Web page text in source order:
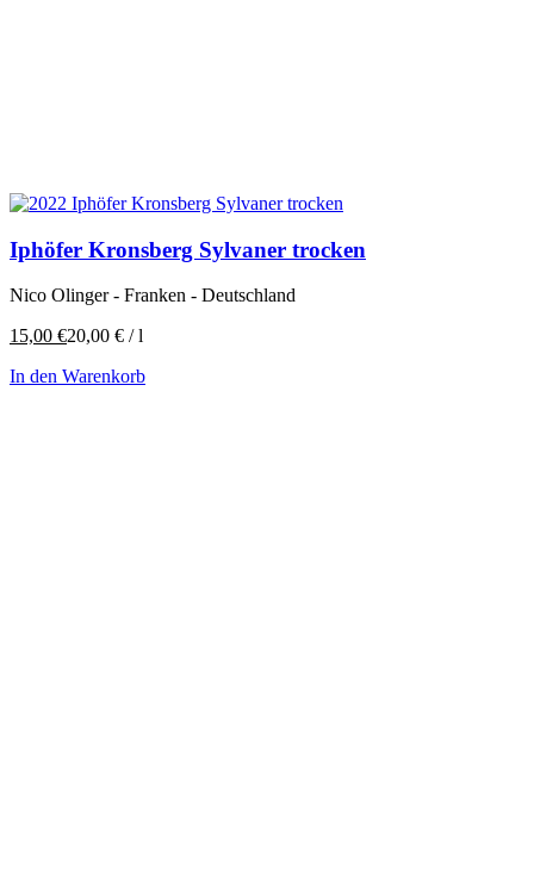
Iphöfer Kronsberg Sylvaner trocken
Nico Olinger - Franken - Deutschland
15,00 €20,00 € /l
In den Warenkorb